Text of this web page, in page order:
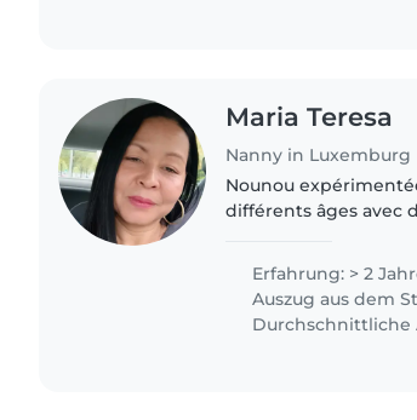
Maria Teresa
Nanny in Luxemburg
Nounou
différents âges avec
je peux également..
Erfahrung: > 2
Auszug aus dem
Durchschnittliche